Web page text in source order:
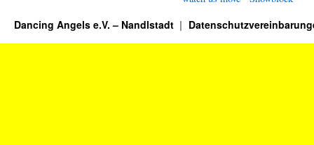
Dancing Angels e.V. – Nandlstadt